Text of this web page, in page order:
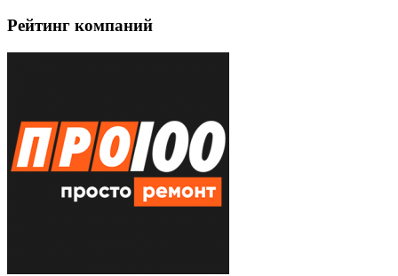
Рейтинг компаний